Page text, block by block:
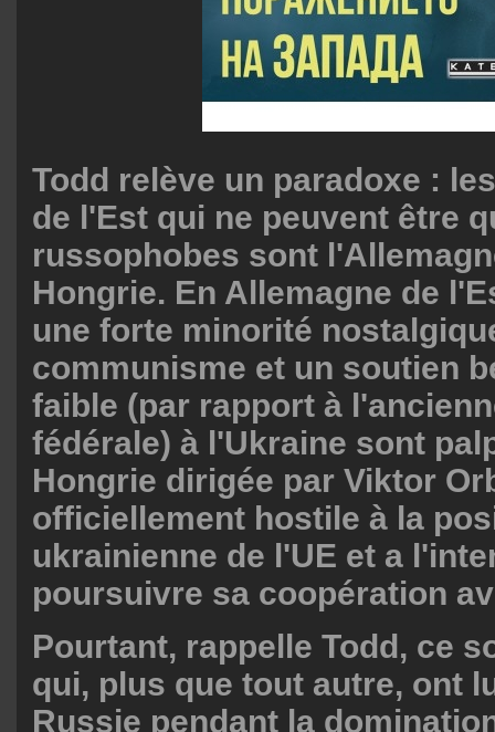
Todd relève un paradoxe :
de l'Est qui ne peuvent être
russophobes sont
Hongrie. En Allemagne de
une forte minorité
communisme et un soutien
faible (par rapport à
fédérale) à l'Ukraine sont
Hongrie dirigée par Viktor
officiellement hostile à la
ukrainienne de l'UE et a
poursuivre sa coopération
Pourtant, rappelle Todd, ce
qui, plus que tout autre, ont
Russie pendant la